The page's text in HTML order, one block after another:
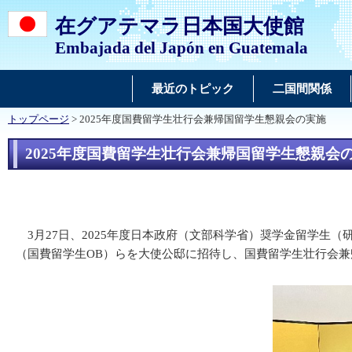
在グアテマラ日本国大使館
Embajada del Japón en Guatemala
最近のトピック 二国間関係
トップページ > 2025年度国費留学生壮行会兼帰国留学生懇親会の実施
2025年度国費留学生壮行会兼帰国留学生懇親会
3月27日、2025年度日本政府（文部科学省）奨学金留学生（
（国費留学生OB）らを大使公邸に招待し、国費留学生壮行会